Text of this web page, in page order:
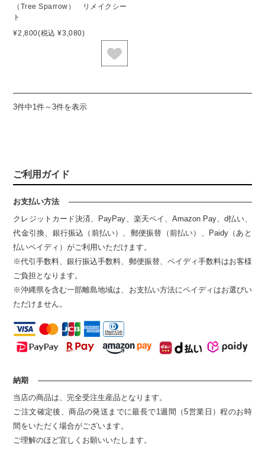
（Tree Sparrow） リメイクシー
ト
¥2,800(税込 ¥3,080)
3件中1件～3件を表示
ご利用ガイド
お支払い方法
クレジットカード決済、PayPay、楽天ペイ、Amazon Pay、d払い、
代金引換、銀行振込（前払い）、郵便振替（前払い）、Paidy（あと
払いペイディ）がご利用いただけます。
※代引手数料、銀行振込手数料、郵便振替、ペイディ手数料はお客様
ご負担となります。
※沖縄県を含む一部離島地域は、お支払い方法にペイディはお選びい
ただけません。
納期
当店の商品は、完全受注生産品となります。
ご注文確定後、商品の発送までに最長で1週間（5営業日）程のお時
間をいただく場合がございます。
ご理解のほど宜しくお願いいたします。